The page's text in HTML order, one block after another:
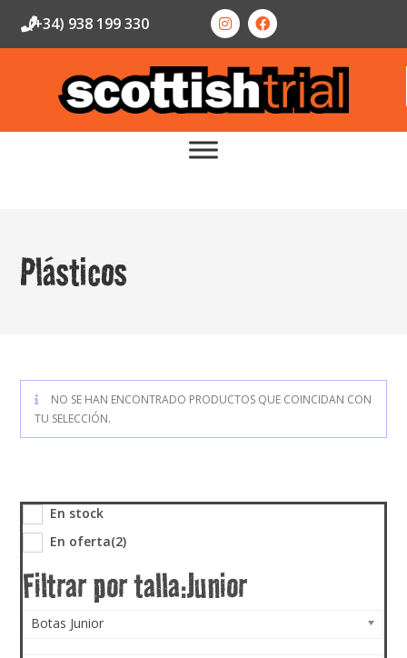
(+34) 938 199 330
Plásticos
NO SE HAN ENCONTRADO PRODUCTOS QUE COINCIDAN CON
TU SELECCIÓN.
En stock
En oferta(2)
Botas Junior